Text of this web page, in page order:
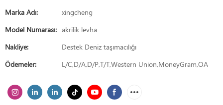
Marka Adı:
xingcheng
Model Numarası: akrilik levha
Nakliye:
Destek Deniz taşımacılığı
Ödemeler:
L/C,D/A,D/P,T/T,Western Union,MoneyGram,OA